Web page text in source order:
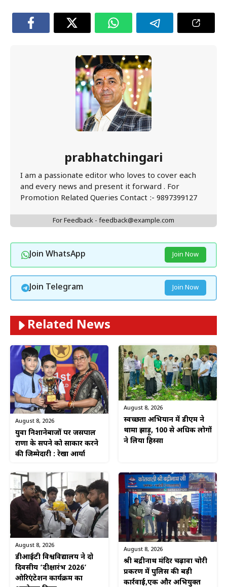
prabhatchingari
I am a passionate editor who loves to cover each
and every news and present it forward . For
Promotion Related Queries Contact :- 9897399127
For Feedback - feedback@example.com
Join WhatsApp Join Now
Join Telegram Join Now
Related News
August 8, 2026
युवा निशानेबाजों पर जसपाल
राणा के सपने को साकार करने
की जिम्मेदारी : रेखा आर्या
August 8, 2026
स्वच्छता अभियान में डीएम ने
थामा झाड़ू, 100 से अधिक लोगों
ने लिया हिस्सा
August 8, 2026
डीआईटी विश्वविद्यालय ने दो
दिवसीय ‘दीक्षारंभ 2026’
ओरिएंटेशन कार्यक्रम का
August 8, 2026
श्री बद्रीनाथ मंदिर चढ़ावा चोरी
प्रकरण में पुलिस की बड़ी
कार्रवाई,एक और अभियुक्त